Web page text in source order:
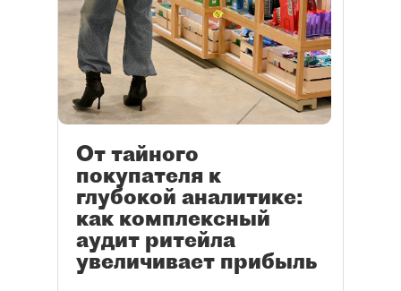
От тайного
покупателя к
глубокой аналитике:
как комплексный
аудит ритейла
увеличивает прибыль